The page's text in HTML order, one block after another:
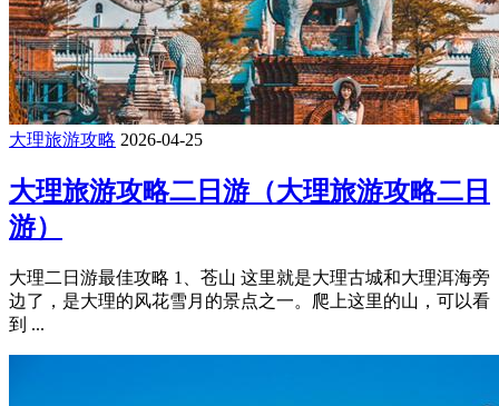
大理旅游攻略 2026-04-25
大理旅游攻略二日游（大理旅游攻略二日
游）
大理二日游最佳攻略 1、苍山 这里就是大理古城和大理洱海旁
边了，是大理的风花雪月的景点之一。爬上这里的山，可以看
到 ...